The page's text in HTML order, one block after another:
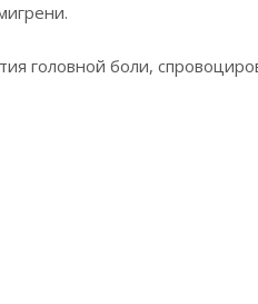
головной боли,